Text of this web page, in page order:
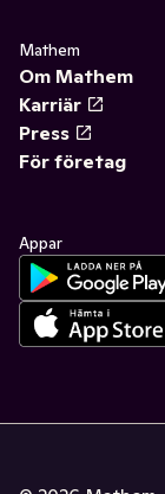
Mathem
Om Mathem
Karriär
Press
För företag
Appar